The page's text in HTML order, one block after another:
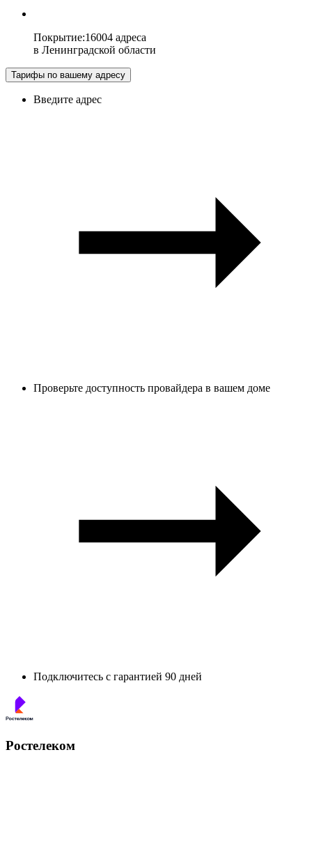
Покрытие:16004 адреса
в Ленинградской области
Тарифы по вашему адресу
Введите адрес
Проверьте доступность провайдера в вашем доме
Подключитесь с гарантией 90 дней
Ростелеком